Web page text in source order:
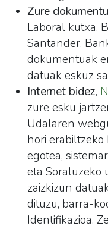
Zure
Laboral kutxa,
Santander,
dokumentuak
datuak eskuz
Internet bidez,
zure esku
Udalaren
hori
egotea,
eta Soraluzeko
zaizkizun
dituzu, barra-
Identifikazioa.